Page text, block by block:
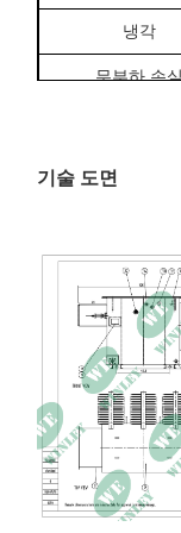
냉각
무부하 손
무부하 전류
총 중량
기술 도면